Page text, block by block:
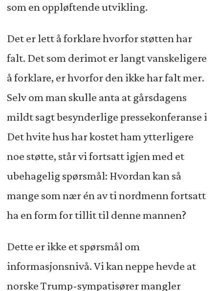
som en oppløftende utvikling.
Det er lett å forklare hvorfor støtten har
falt. Det som derimot er langt vanskeligere
å forklare, er hvorfor den ikke har falt mer.
Selv om man skulle anta at gårsdagens
mildt sagt besynderlige pressekonferanse i
Det hvite hus har kostet ham ytterligere
noe støtte, står vi fortsatt igjen med et
ubehagelig spørsmål: Hvordan kan så
mange som nær én av ti nordmenn fortsatt
ha en form for tillit til denne mannen?
Dette er ikke et spørsmål om
informasjonsnivå. Vi kan neppe hevde at
norske Trump-sympatisører mangler